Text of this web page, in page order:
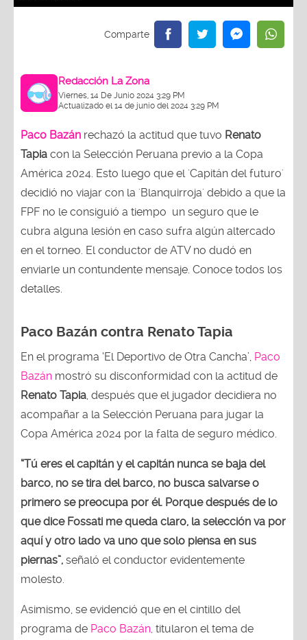
Redacción La Zona
Viernes, 14 De Junio 2024 3:29 PM
Actualizado el 14 de junio del 2024 3:29 PM
Paco Bazán rechazó la actitud que tuvo Renato
Tapia con la Selección Peruana previo a la Copa
América 2024. Esto luego que el 'Capitán del futuro'
decidió no viajar con la 'Blanquirroja' debido a que la
FPF no le consiguió a tiempo un seguro que le
cubra alguna lesión en caso sufra algún altercado
en el torneo. El conductor de ATV no dudó en
enviarle un contundente mensaje. Conoce todos los
detalles.
Paco Bazán contra Renato Tapia
En el programa ‘El Deportivo de Otra Cancha’, Paco
Bazán mostró su disconformidad con la actitud de
Renato Tapia , después que el jugador decidiera no
acompañar a la Selección Peruana para jugar la
Copa América 2024 por la falta de seguro médico.
“Tú eres el capitán y el capitán nunca se baja del
barco, no se tira del barco, no busca salvarse o
primero se preocupa por él. Porque después de lo
que dice Fossati me queda claro, la selección va por
aquí y otro lado va uno que solo piensa en sus
piernas”, señaló el conductor evidentemente
molesto.
Asimismo, se evidenció que en el cintillo del
programa de Paco Bazán, titularon el tema de